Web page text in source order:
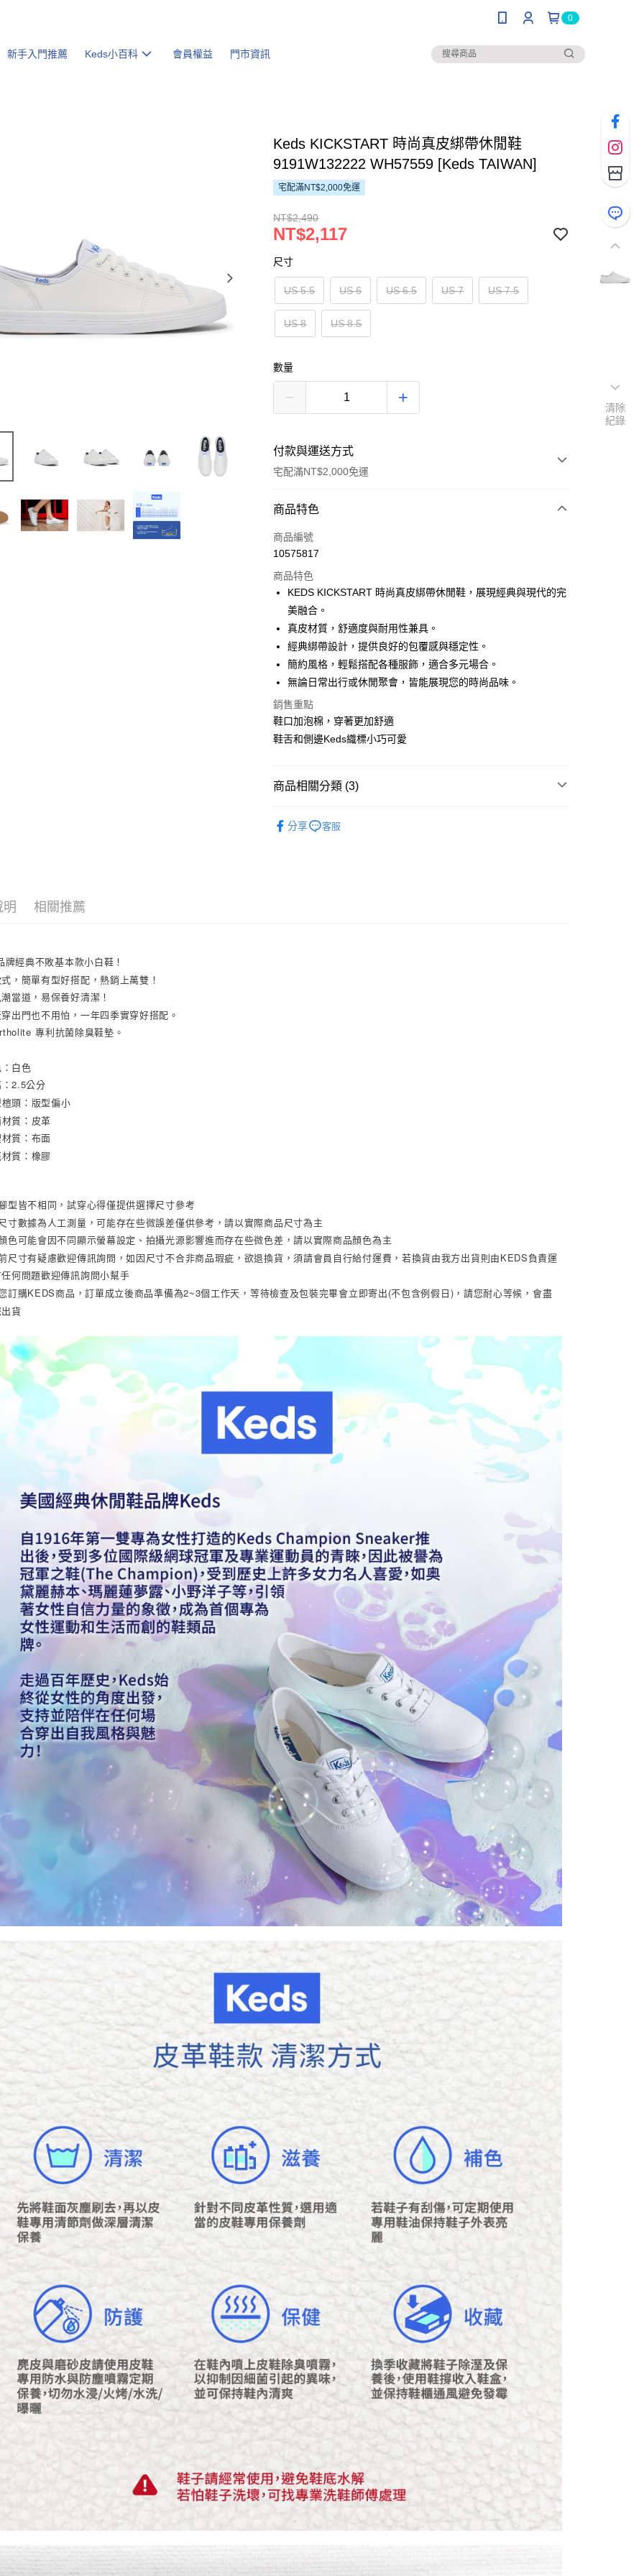
0
新手入門推薦 Keds小百科 會員權益 門市資訊
Keds KICKSTART 時尚真皮綁帶休閒鞋
9191W132222 WH57559 [Keds TAIWAN]
宅配滿NT$2,000免運
NT$2,490
NT$2,117
尺寸
US 5.5 US 6 US 6.5 US 7 US 7.5
US 8 US 8.5
數量
付款與運送方式
宅配滿NT$2,000免運
付款方式
信用卡一次付款
NT$830 21家銀行
合作金庫商業銀行
華南商業銀行
國泰世華商業銀行
兆豐國際商業銀行
臺灣中小企業銀行
台中商業銀行
匯豐（台灣）商業銀行
華泰商業銀行
聯邦商業銀行
玉山商業銀行
台新國際商業銀行
6 期 0 利率 每期
合作金庫商業銀行
第一商業銀行
華南商業銀行
彰化商業銀行
上海商業儲蓄銀行
台北富邦商業銀行
臺灣中小企業銀行
台中商業銀行
匯豐（台灣）商業銀行
聯邦商業銀行
元大商業銀行
台灣樂天信用卡公司
Apple Pay
Google Pay
ATM付款
運送方式
每筆NT$100，滿NT$2,000(含以上)免運費
每筆NT$150
商品特色
商品編號
10575817
商品特色
KEDS KICKSTART 時尚真皮綁帶休閒鞋，展現經典與現代的完
美融合。
真皮材質，舒適度與耐用性兼具。
經典綁帶設計，提供良好的包覆感與穩定性。
簡約風格，輕鬆搭配各種服飾，適合多元場合。
無論日常出行或休閒聚會，皆能展現您的時尚品味。
銷售重點
鞋口加泡棉，穿著更加舒適
鞋舌和側邊Keds織標小巧可愛
商品相關分類 (3)
分享 客服
明 相關推薦
牌經典不敗基本款小白鞋！
，簡單有型好搭配，熱銷上萬雙！
當道，易保養好清潔！
出門也不用怕，一年四季實穿好搭配。
專利抗菌除臭鞋墊。
白色
2.5公分
頭：版型偏小
質：皮革
質：布面
質：橡膠
型皆不相同，試穿心得僅提供選擇尺寸參考
寸數據為人工測量，可能存在些微誤差僅供參考，請以實際商品尺寸為主
色可能會因不同顯示螢幕設定、拍攝光源影響進而存在些微色差，請以實際商品顏色為主
尺寸有疑慮歡迎傳訊詢問，如因尺寸不合非商品瑕疵，欲退換貨，須請會員自行給付運費，若換貨由我方出貨則由KEDS負責運
何問題歡迎傳訊詢問小幫手
訂購KEDS商品，訂單成立後商品準備為2~3個工作天，等待檢查及包裝完畢會立即寄出(不包含例假日)，請您耐心等候，會盡
貨
清除
紀錄